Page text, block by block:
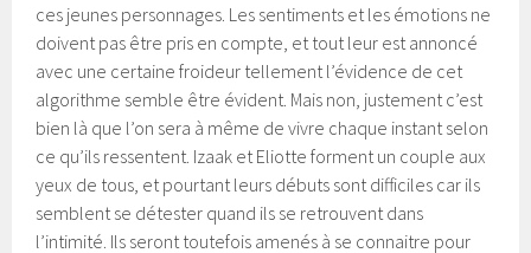
ces jeunes personnages. Les sentiments et les émotions ne
doivent pas être pris en compte, et tout leur est annoncé
avec une certaine froideur tellement l’évidence de cet
algorithme semble être évident. Mais non, justement c’est
bien là que l’on sera à même de vivre chaque instant selon
ce qu’ils ressentent. Izaak et Eliotte forment un couple aux
yeux de tous, et pourtant leurs débuts sont difficiles car ils
semblent se détester quand ils se retrouvent dans
l’intimité. Ils seront toutefois amenés à se connaitre pour